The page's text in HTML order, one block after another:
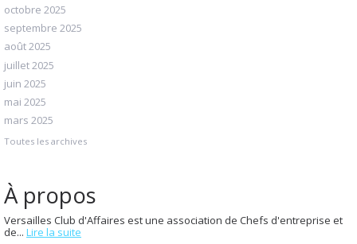
octobre 2025
septembre 2025
août 2025
juillet 2025
juin 2025
mai 2025
mars 2025
Toutes les archives
À propos
Versailles Club d'Affaires est une association de Chefs d'entreprise et
de... Lire la suite